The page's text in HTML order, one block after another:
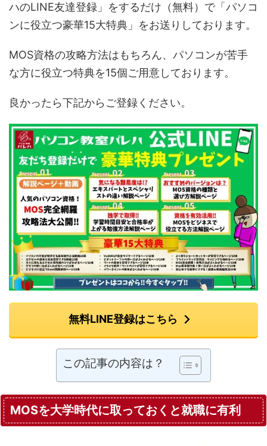
ハのLINE友達登録」をするだけ（無料）で「パソコ
ンに役立つ豪華15大特典」をお送りしております。
MOS資格の攻略方法はもちろん、パソコンが苦手
な方に役立つ特典を15個ご用意しております。
良かったら下記からご登録ください。
無料LINE登録はこちら
この記事の内容は？
MOSを大学時代に取っておくと就職に有利